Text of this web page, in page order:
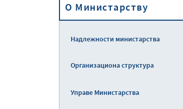
O Министарству
Надлежности министарства
Организациона структура
Управе Министарства